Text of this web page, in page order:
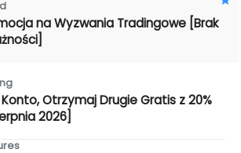
na Wyzwania Tradingowe [Brak
Otrzymaj Drugie Gratis z 20%
2026]